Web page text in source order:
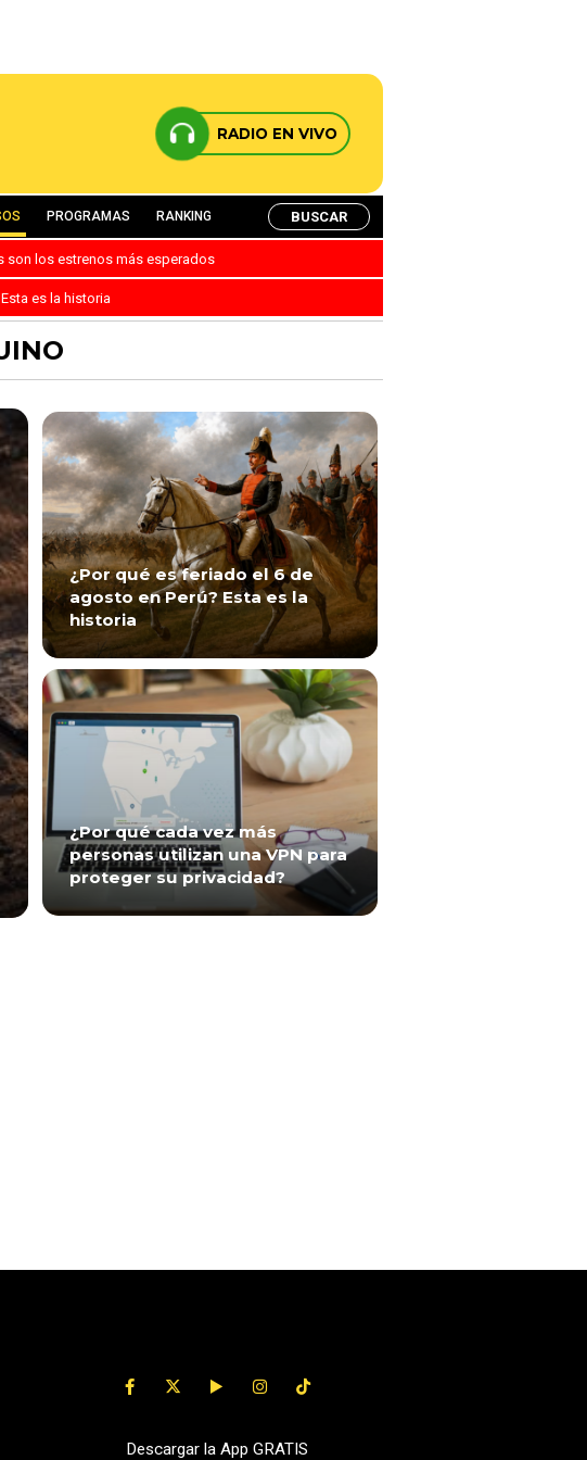
RADIO EN VIVO
PROGRAMAS RANKING BUSCAR
son los estrenos más esperados
es la historia
¿Por qué es feriado el 6 de
agosto en Perú? Esta es la
historia
¿Por qué cada vez más
personas utilizan una VPN para
proteger su privacidad?
Descargar la App GRATIS